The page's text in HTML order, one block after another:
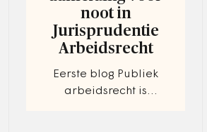
noot in
Jurisprudentie
Arbeidsrecht
Eerste blog Publiek
arbeidsrecht is